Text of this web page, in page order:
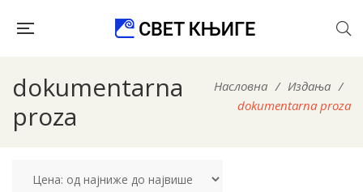
dokumentarna
proza
Насловна / Издања /
dokumentarna proza